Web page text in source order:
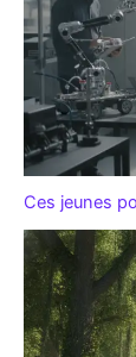
Ces jeunes